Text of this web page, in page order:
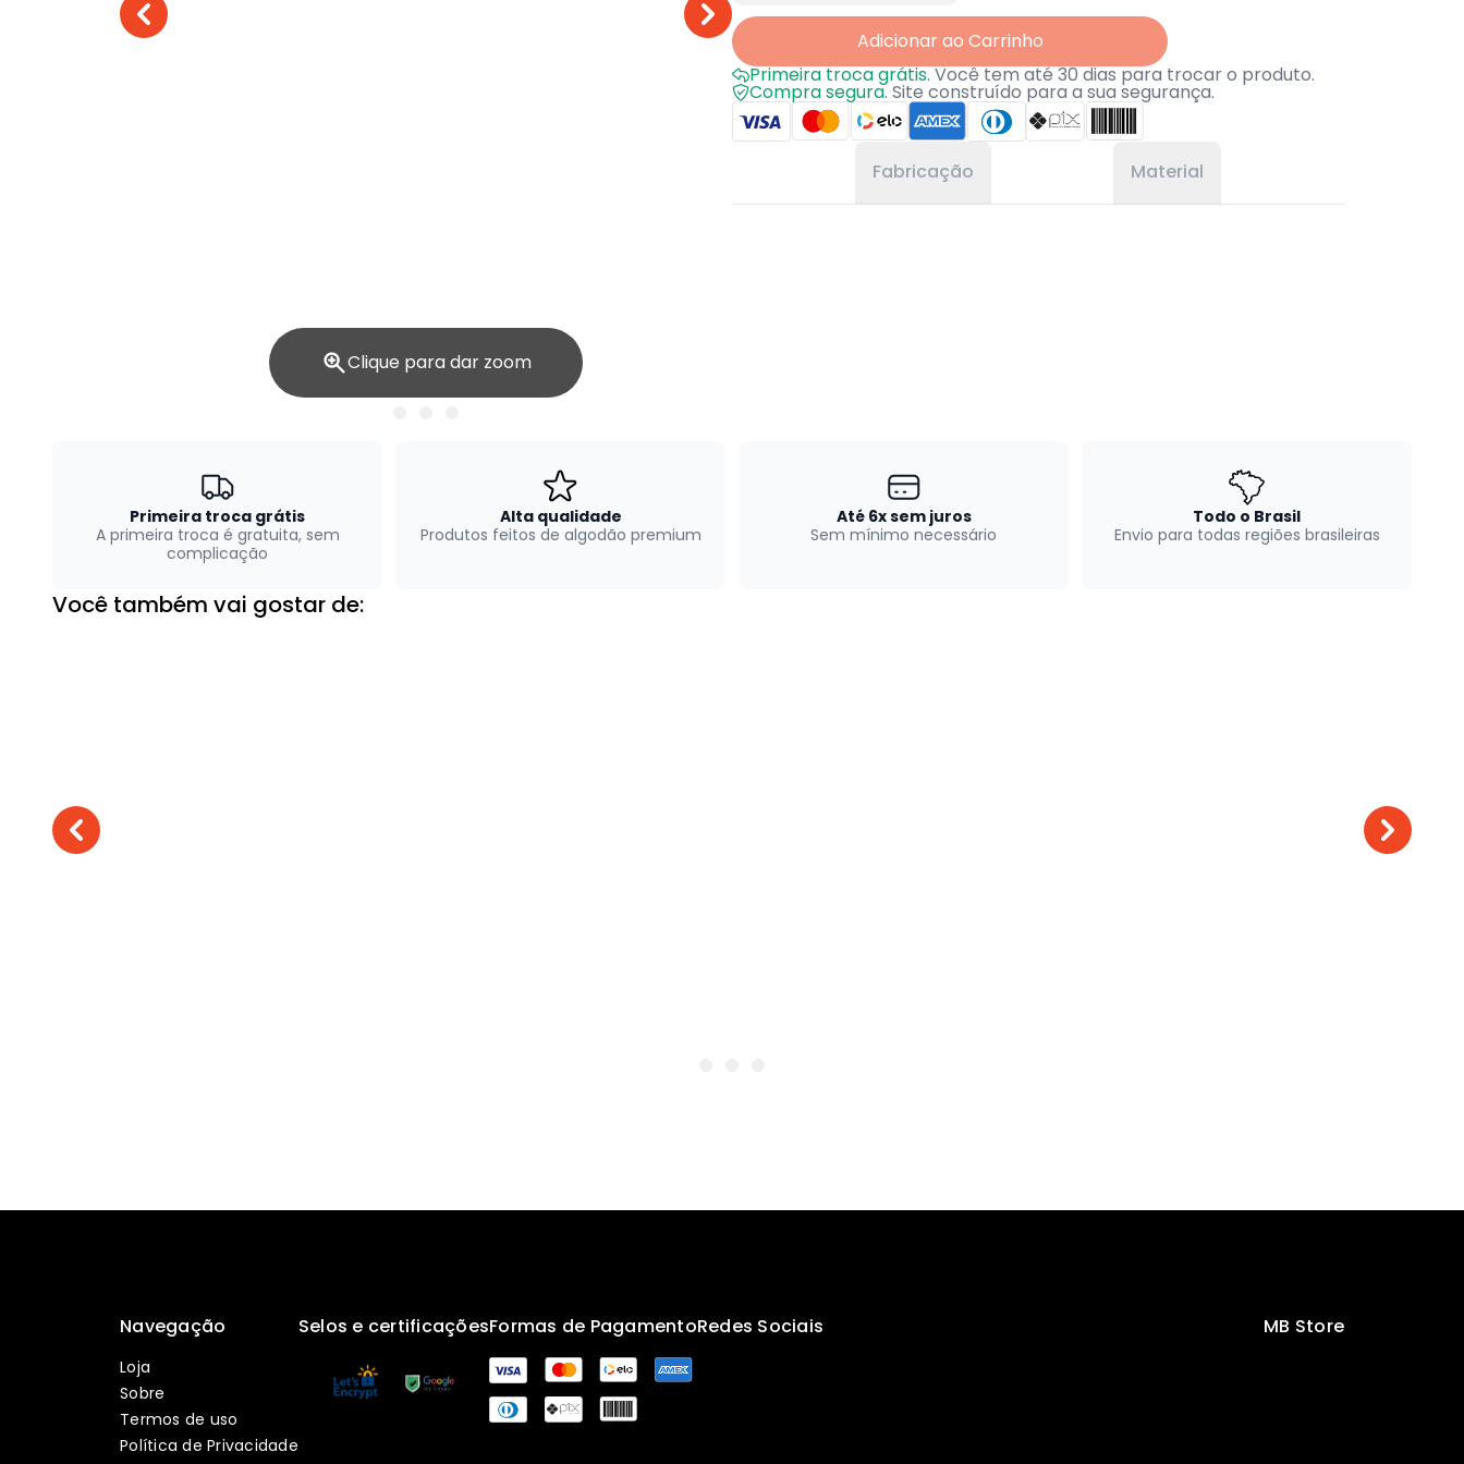
Clique para dar zoom
Adicionar ao Carrinho
Primeira troca grátis.Você tem até 30 dias para trocar o produto.
Compra segura.Site construído para a sua segurança.
Fabricação Material
Primeira troca grátis
A primeira troca é gratuita, sem
complicação
Alta qualidade
Produtos feitos de algodão premium
Até 6x sem juros
Sem mínimo necessário
Todo o Brasil
Envio para todas regiões brasileiras
Você também vai gostar de:
Navegação
Loja
Sobre
Termos de uso
Política de Privacidade
Selos e certificaçõesFormas de PagamentoRedes Sociais MB Store